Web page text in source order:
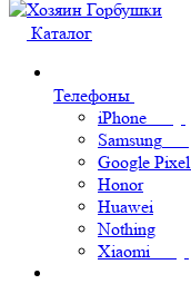
Каталог
Телефоны
iPhone
Samsung
Google Pixel
Honor
Huawei
Nothing
Xiaomi